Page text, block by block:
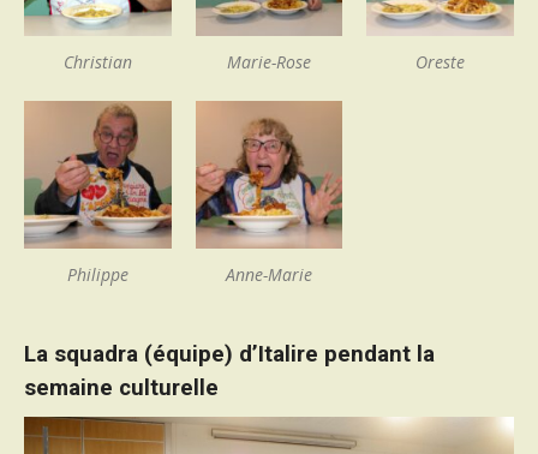
Christian Marie-Rose Oreste
Philippe Anne-Marie
La squadra (équipe) d’Italire pendant la
semaine culturelle